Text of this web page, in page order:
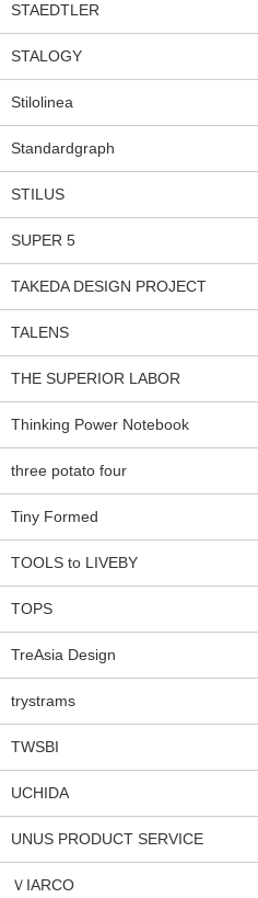
STAEDTLER
STALOGY
Stilolinea
Standardgraph
STILUS
SUPER 5
TAKEDA DESIGN PROJECT
TALENS
THE SUPERIOR LABOR
Thinking Power Notebook
three potato four
Tiny Formed
TOOLS to LIVEBY
TOPS
TreAsia Design
trystrams
TWSBI
UCHIDA
UNUS PRODUCT SERVICE
ＶIARCO